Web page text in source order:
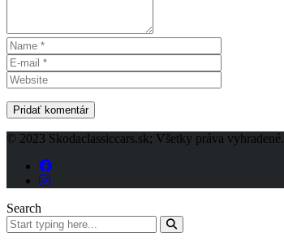
© 2023 Skodaclassiccars.sk; Všetky práva vyhradené.
Search